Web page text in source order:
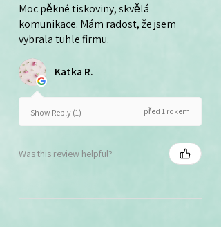
Moc pěkné tiskoviny, skvělá
komunikace. Mám radost, že jsem
vybrala tuhle firmu.
Katka R.
Show Reply (1) před 1 rokem
Was this review helpful?